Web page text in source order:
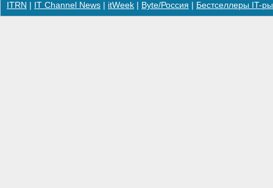
ITRN IT Channel News itWeek Byte/Россия Бестселлеры IT-